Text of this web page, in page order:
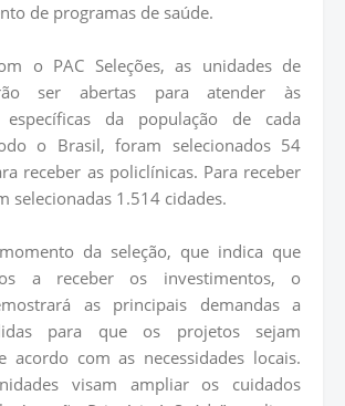
de programas de saúde.
o PAC Seleções, as unidades de
ser abertas para atender às
específicas da população de cada
o Brasil, foram selecionados 54
receber as policlínicas. Para receber
selecionadas 1.514 cidades.
da seleção, que indica que
a receber os investimentos, o
as principais demandas a
para que os projetos sejam
acordo com as necessidades locais.
visam ampliar os cuidados